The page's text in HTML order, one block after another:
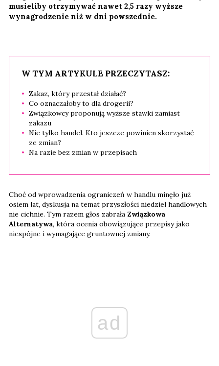
musieliby otrzymywać nawet 2,5 razy wyższe
wynagrodzenie niż w dni powszednie.
W TYM ARTYKULE PRZECZYTASZ:
Zakaz, który przestał działać?
Co oznaczałoby to dla drogerii?
Związkowcy proponują wyższe stawki zamiast
zakazu
Nie tylko handel. Kto jeszcze powinien skorzystać
ze zmian?
Na razie bez zmian w przepisach
Choć od wprowadzenia ograniczeń w handlu minęło już
osiem lat, dyskusja na temat przyszłości niedziel handlowych
nie cichnie. Tym razem głos zabrała Związkowa
Alternatywa, która ocenia obowiązujące przepisy jako
niespójne i wymagające gruntownej zmiany.
ad